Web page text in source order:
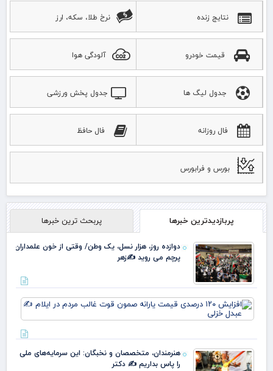
نتایج زنده نرخ طلا، سکه، ارز
قیمت خودرو آلودگی هوا
جدول لیگ ها جدول پخش ورزشی
فال روزانه فال حافظ
بورس و فرابورس
پربازدیدترین خبرها پربحث ترین خبرها
دوازده روز، هزار نسل، یک وطن/ وقتی از خون علمداران
پرچم می روید ✍️زهر
هنرمندان، متخصصان و نخبگان: این سرمایه‌های ملی
را پاس بداریم ✍️ دکتر